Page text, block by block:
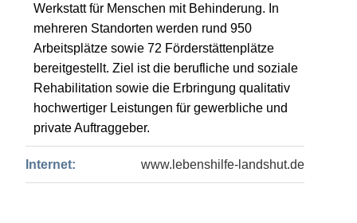
Internet: www.lebenshilfe-landshut.de
Werkstatt für Menschen mit Behinderung. In
mehreren Standorten werden rund 950
Arbeitsplätze sowie 72 Förderstättenplätze
bereitgestellt. Ziel ist die berufliche und soziale
Rehabilitation sowie die Erbringung qualitativ
hochwertiger Leistungen für gewerbliche und
private Auftraggeber.